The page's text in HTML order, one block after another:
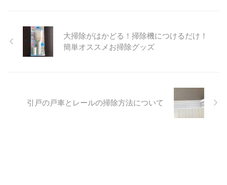
大掃除がはかどる！掃除機につけるだけ！
簡単オススメお掃除グッズ
引戸の戸車とレールの掃除方法について